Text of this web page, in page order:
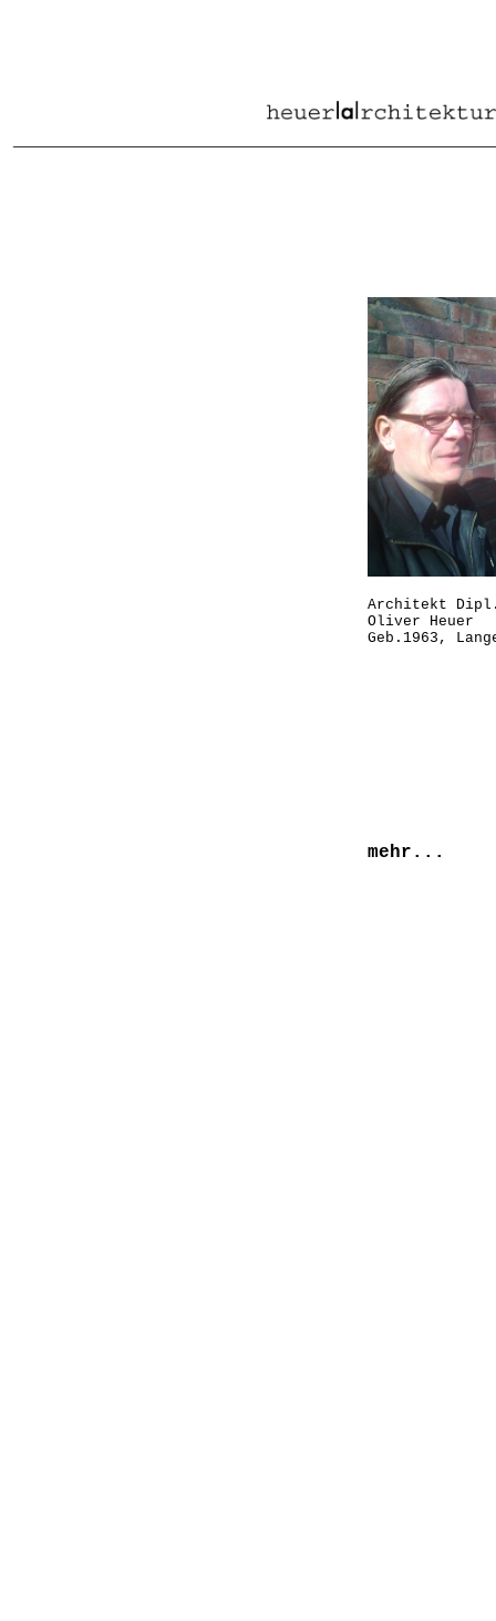
Architekt
Oliver Heuer
Geb.1963,
mehr...